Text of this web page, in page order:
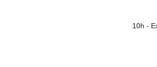
10h -